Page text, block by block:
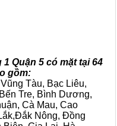
Quận 5 có mặt tại 64
gồm:
Tàu, Bạc Liêu,
Tre, Bình Dương,
Cà Mau, Cao
Nông, Đồng